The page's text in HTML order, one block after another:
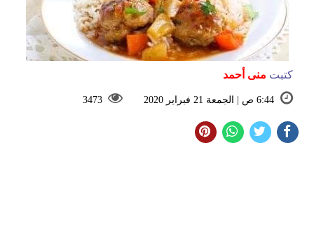
كتبت منى أحمد
6:44 ص | الجمعة 21 فبراير 2020 3473